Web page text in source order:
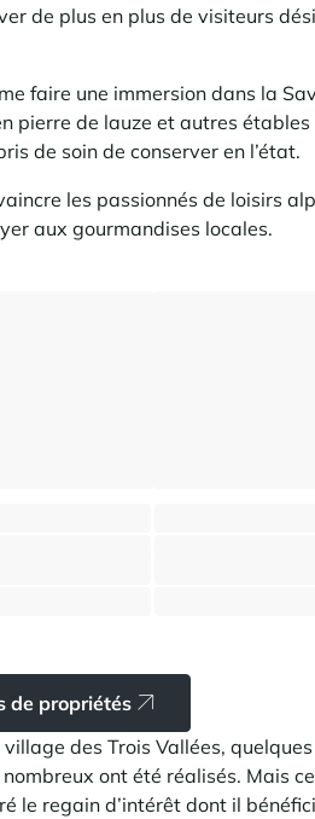
de plus en plus de visiteurs
faire une immersion dans la
pierre de lauze et autres étables
de soin de conserver en l’état.
les passionnés de loisirs
aux gourmandises locales.
de propriétés
des Trois Vallées,
ont été réalisés. Mais
le regain d’intérêt dont il